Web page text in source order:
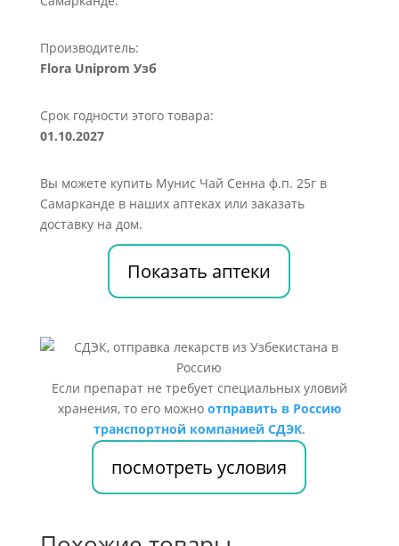
Производитель:
Flora Uniprom Узб
Срок годности этого товара:
01.10.2027
Вы можете купить Мунис Чай Сенна ф.п. 25г в
Самарканде в наших аптеках или заказать
доставку на дом.
Показать аптеки
Если препарат не требует специальных уловий
хранения, то его можно отправить в Россию
транспортной компанией СДЭК.
посмотреть условия